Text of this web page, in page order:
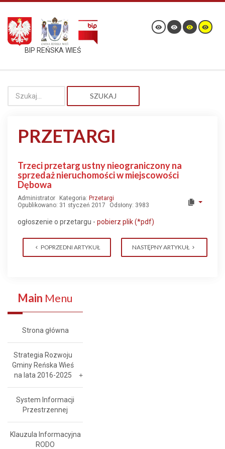
BIP REŃSKA WIEŚ
SZUKAJ
PRZETARGI
Trzeci przetarg ustny nieograniczony na
sprzedaż nieruchomości w miejscowości
Dębowa
Administrator Kategoria: Przetargi
Opublikowano: 31 styczeń 2017
Odsłony: 3983
ogłoszenie o przetargu - pobierz plik (*pdf)
POPRZEDNI ARTYKUŁ NASTĘPNY ARTYKUŁ
Main Menu
Strona główna
Strategia Rozwoju
Gminy Reńska Wieś
na lata 2016-2025
System Informacji
Przestrzennej
Klauzula Informacyjna
RODO